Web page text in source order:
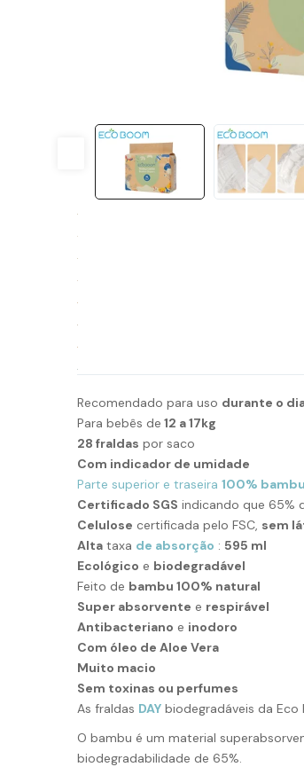
Recomendado para uso durante o
Para bebês de 12 a 17kg
28 fraldas por saco
Com indicador de umidade
Parte superior e traseira 100% bambu
Certificado SGS indicando que 65%
Celulose certificada pelo FSC, sem
Alta taxa de absorção : 595 ml
Ecológico e biodegradável
Feito de bambu 100% natural
Super absorvente e respirável
Antibacteriano e inodoro
Com óleo de Aloe Vera
Muito macio
Sem toxinas ou perfumes
As fraldas DAY biodegradáveis ​​da
O bambu é um material
biodegradabilidade de 65%.